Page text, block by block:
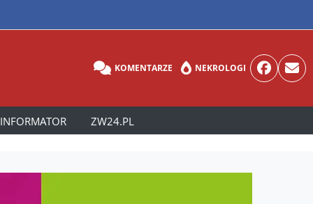
KOMENTARZE NEKROLOGI
INFORMATOR ZW24.PL